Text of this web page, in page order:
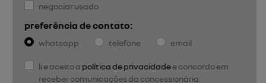
negociar usado
preferência de contato:
whatsapp telefone email
li e aceito a política de privacidadee concordo em
receber comunicações da concessionária.